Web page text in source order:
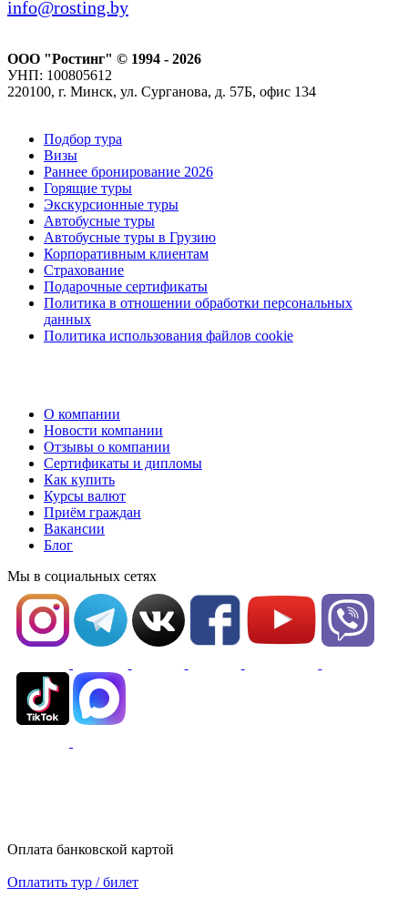
info@rosting.by
ООО "Ростинг" © 1994 - 2026
УНП: 100805612
220100, г. Минск, ул. Сурганова, д. 57Б, офис 134
Подбор тура
Визы
Раннее бронирование 2026
Горящие туры
Экскурсионные туры
Автобусные туры
Автобусные туры в Грузию
Корпоративным клиентам
Страхование
Подарочные сертификаты
Политика в отношении обработки персональных
данных
Политика использования файлов cookie
О компании
Новости компании
Отзывы о компании
Сертификаты и дипломы
Как купить
Курсы валют
Приём граждан
Вакансии
Блог
Мы в социальных сетях
Оплата банковской картой
Оплатить тур / билет